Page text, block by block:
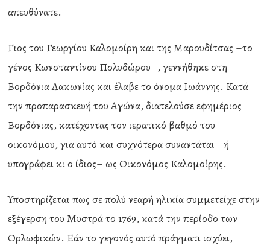
απευθύνατε.
Γιος του Γεωργίου Καλομοίρη και της Μαρουδίτσας –το
γένος Κωνσταντίνου Πολυδώρου–, γεννήθηκε στη
Βορδόνια Λακωνίας και έλαβε το όνομα Ιωάννης. Κατά
την προπαρασκευή του Αγώνα, διατελούσε εφημέριος
Βορδόνιας, κατέχοντας τον ιερατικό βαθμό του
οικονόμου, για αυτό και συχνότερα συναντάται –ή
υπογράφει κι ο ίδιος– ως Οικονόμος Καλομοίρης.
Υποστηρίζεται πως σε πολύ νεαρή ηλικία συμμετείχε στην
εξέγερση του Μυστρά το 1769, κατά την περίοδο των
Ορλωφικών. Εάν το γεγονός αυτό πράγματι ισχύει,